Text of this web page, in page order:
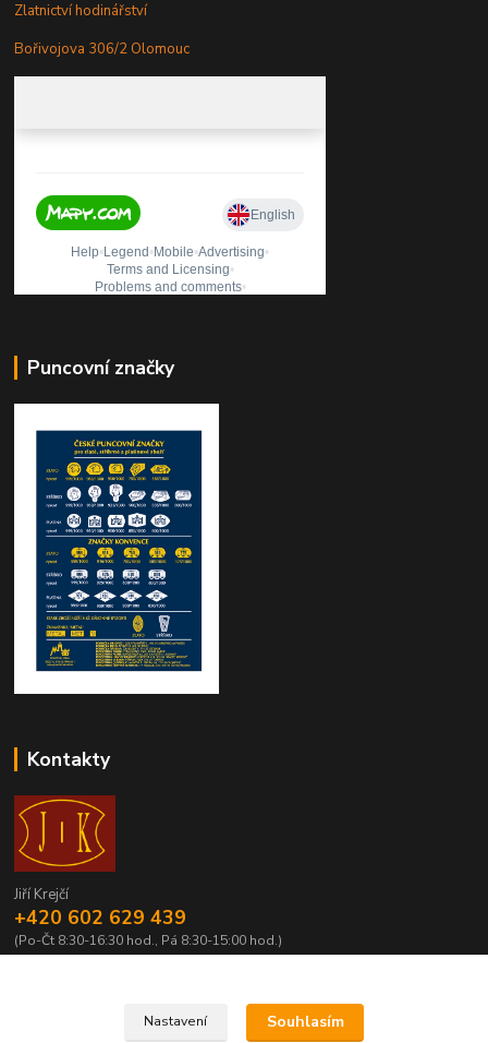
Zlatnictví hodinářství
Bořivojova 306/2 Olomouc
Puncovní značky
Kontakty
Jiří Krejčí
+420 602 629 439
(Po-Čt 8:30-16:30 hod., Pá 8:30-15:00 hod.)
Nastavení Souhlasím